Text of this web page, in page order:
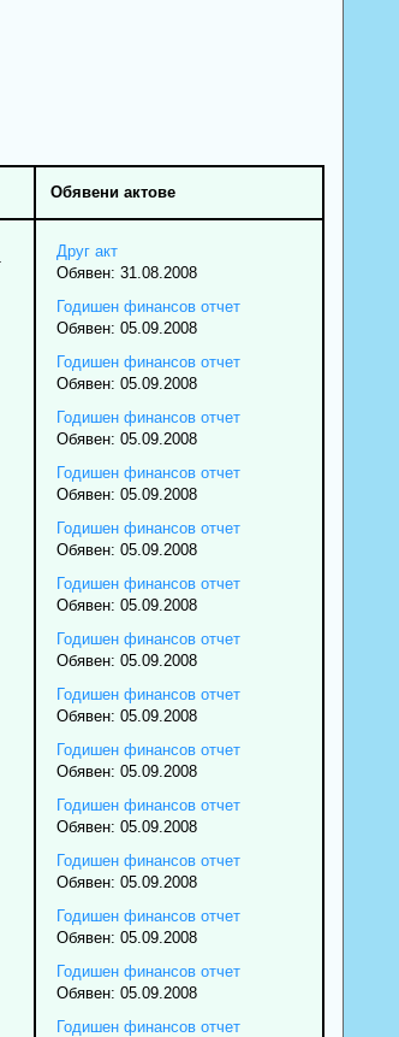
Обявени актове
Друг акт
Обявен: 31.08.2008
Годишен финансов отчет
Обявен: 05.09.2008
Годишен финансов отчет
Обявен: 05.09.2008
Годишен финансов отчет
Обявен: 05.09.2008
Годишен финансов отчет
Обявен: 05.09.2008
Годишен финансов отчет
Обявен: 05.09.2008
Годишен финансов отчет
Обявен: 05.09.2008
Годишен финансов отчет
Обявен: 05.09.2008
Годишен финансов отчет
Обявен: 05.09.2008
Годишен финансов отчет
Обявен: 05.09.2008
Годишен финансов отчет
Обявен: 05.09.2008
Годишен финансов отчет
Обявен: 05.09.2008
Годишен финансов отчет
Обявен: 05.09.2008
Годишен финансов отчет
Обявен: 05.09.2008
Годишен финансов отчет